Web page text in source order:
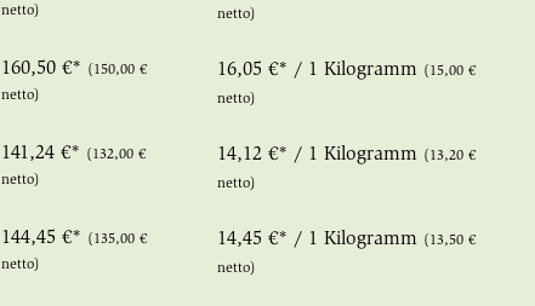
netto)
netto)
160,50 €* (150,00 €
netto)
16,05 €* / 1 Kilogramm (15,00 €
netto)
141,24 €* (132,00 €
netto)
14,12 €* / 1 Kilogramm (13,20 €
netto)
144,45 €* (135,00 €
netto)
14,45 €* / 1 Kilogramm (13,50 €
netto)